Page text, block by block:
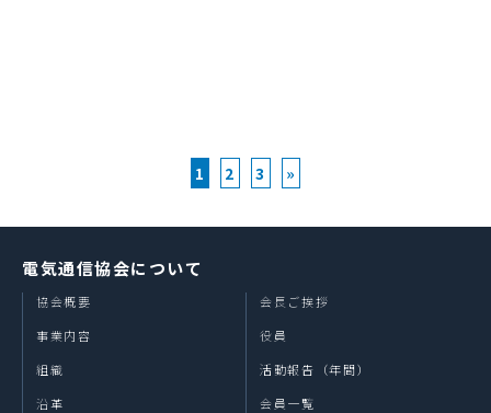
1 2 3 »
電気通信協会について
協会概要
事業内容
組織
沿革
会長ご挨拶
役員
活動報告（年間）
会員一覧